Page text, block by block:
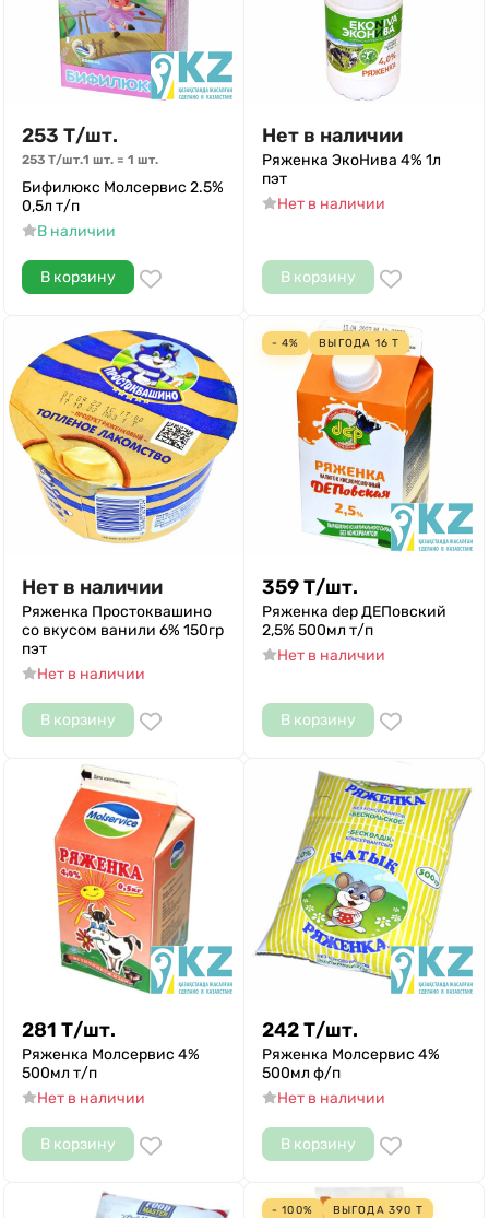
253 Т/шт.
253 Т/шт.1 шт. = 1 шт.
Бифилюкс Молсервис 2.5%
0,5л т/п
В наличии
В корзину
Нет в наличии
Ряженка ЭкоНива 4% 1л
пэт
Нет в наличии
В корзину
Нет в наличии
Ряженка Простоквашино
со вкусом ванили 6% 150гр
пэт
Нет в наличии
В корзину
- 4% ВЫГОДА 16 Т
359Т/шт.
Ряженка dep ДЕПовский
2,5% 500мл т/п
Нет в наличии
В корзину
281 Т/шт.
Ряженка Молсервис 4%
500мл т/п
Нет в наличии
В корзину
242Т/шт.
Ряженка Молсервис 4%
500мл ф/п
Нет в наличии
В корзину
- 100% ВЫГОДА 390 Т